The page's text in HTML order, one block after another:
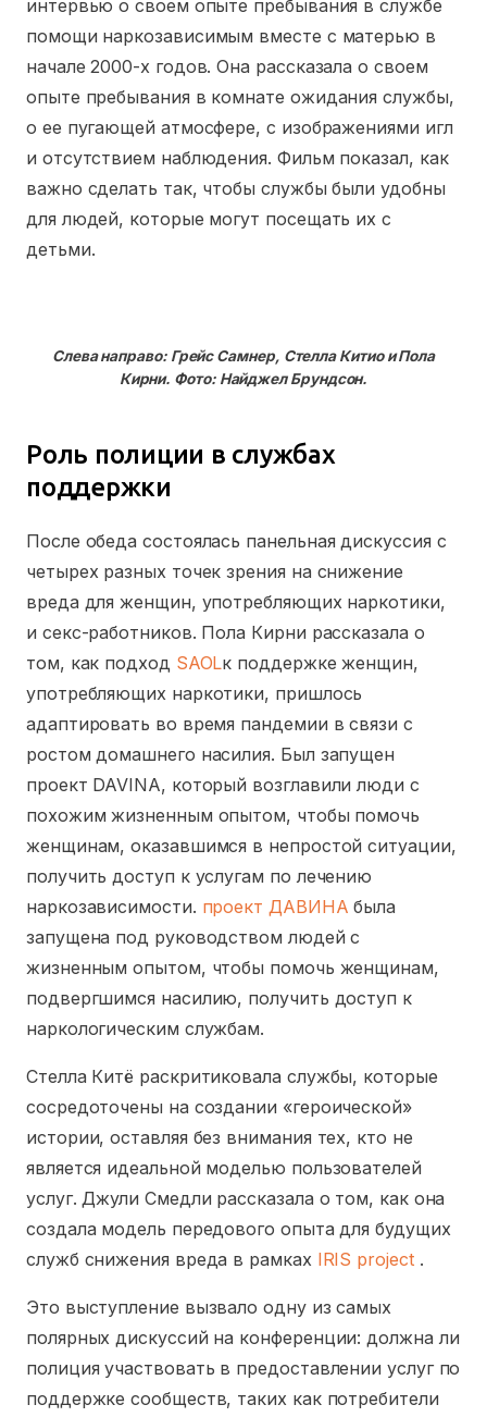
интервью о своем опыте пребывания в службе
помощи наркозависимым вместе с матерью в
начале 2000-х годов. Она рассказала о своем
опыте пребывания в комнате ожидания службы,
о ее пугающей атмосфере, с изображениями игл
и отсутствием наблюдения. Фильм показал, как
важно сделать так, чтобы службы были удобны
для людей, которые могут посещать их с
детьми.
Слева направо: Грейс Самнер, Стелла Китио и Пола
Кирни. Фото: Найджел Брундсон.
Роль полиции в службах
поддержки
После обеда состоялась панельная дискуссия с
четырех разных точек зрения на снижение
вреда для женщин, употребляющих наркотики,
и секс-работников. Пола Кирни рассказала о
том, как подход SAOLк поддержке женщин,
употребляющих наркотики, пришлось
адаптировать во время пандемии в связи с
ростом домашнего насилия. Был запущен
проект DAVINA, который возглавили люди с
похожим жизненным опытом, чтобы помочь
женщинам, оказавшимся в непростой ситуации,
получить доступ к услугам по лечению
наркозависимости. проект ДАВИНА была
запущена под руководством людей с
жизненным опытом, чтобы помочь женщинам,
подвергшимся насилию, получить доступ к
наркологическим службам.
Стелла Китё раскритиковала службы, которые
сосредоточены на создании «героической»
истории, оставляя без внимания тех, кто не
является идеальной моделью пользователей
услуг. Джули Смедли рассказала о том, как она
создала модель передового опыта для будущих
служб снижения вреда в рамках IRIS project .
Это выступление вызвало одну из самых
полярных дискуссий на конференции: должна ли
полиция участвовать в предоставлении услуг по
поддержке сообществ, таких как потребители